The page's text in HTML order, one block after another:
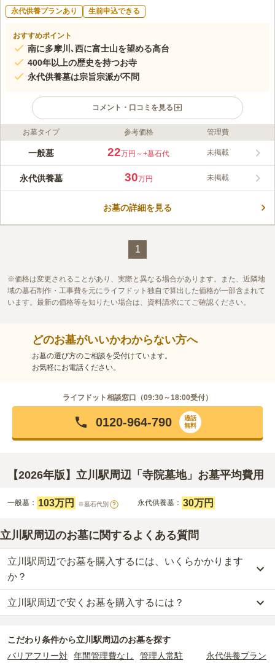
永代供養プランあり 生前申込できる
おすすめポイント
南に多摩川､西に富士山を望める高台
400年以上の歴史を持つお寺
永代供養墓は宗旨宗派が不問
コメント・口コミを見る
ライフドット編集部のコメント
寶積寺は昭島市郷地町にある天台宗のお寺で、「郷地のお寺」と
差しを感じながらお墓参りができる環境です。お墓のタイプは一
般墓だけでなく永代供養墓もあります。後継者のいない方や一族
念公園」や「多摩川緑地くじら運動公園」などレジャーを楽しめ
この霊園はまだ誰からも評価されていません。
お墓タイプ 参考価格 管理費
一般墓 22万円～+墓石代 未掲載
永代供養墓 30万円 未掲載
お墓の詳細を見る
1
価格は変更されることがあり、実際と異なる場合があります。また、近隣地
域の墓石制作・工事費を元にライフドット独自で算出した価格が一部含まれて
います。最新の価格等を知りたい場合は、資料請求にてご確認ください。
どのお墓がいいかわからない方へ
お墓の選び方のご相談を受付けています。
お気軽にお電話ください。
ライフドット相談窓口（09:30～18:00受付）
0120-964-790
通話
無料
【2026年版】立川駅周辺「寺院墓地」お墓平均費用
一般墓： 103万円 ※墓石代別 ? 永代供養墓： 30万円
立川駅周辺のお墓に関するよくある質問
立川駅周辺でお墓を購入するには、いくらかかります
か？
立川駅周辺での購入費用の目安は、一般墓が約270万円、永代供養
墓が約30万円です。
2つが主な費用となります。
立川駅周辺の一般墓の永代使用料の平均は103万円 で、墓石代は東
立川駅周辺で安くお墓を購入するには？
代別)からお求めいただけます。
一般的に最も費用を抑えられるのは、他の方のご遺骨と一緒に埋葬
こだわり条件から立川駅周辺のお墓を探す
バリアフリー対
年間管理費なし 管理人常駐
永代供養プラン